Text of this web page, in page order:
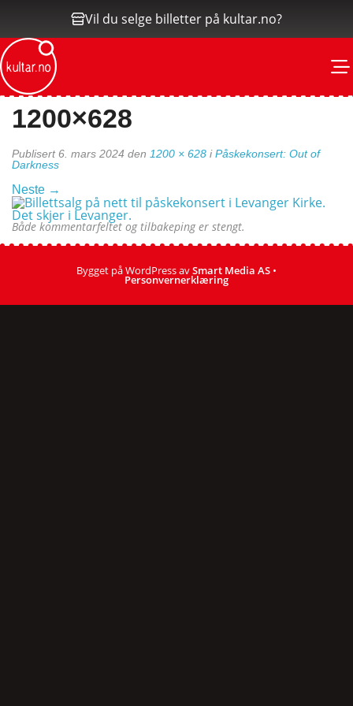
Vil du selge billetter på kultar.no?
1200×628
Publisert 6. mars 2024 den 1200 × 628 iPåskekonsert: Out of
Darkness
Neste →
Både kommentarfeltet og tilbakeping er stengt.
Bygget på WordPress avSmart Media AS •
Personvernerklæring